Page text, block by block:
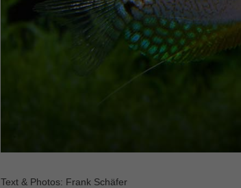
Text & Photos: Frank Schäfer